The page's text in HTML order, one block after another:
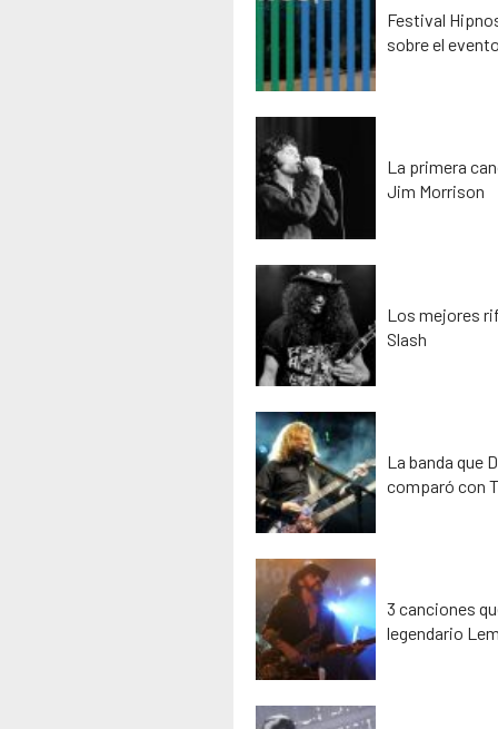
Festival
sobre el
La primera
Jim Morrison
Los mejores
Slash
La banda que
comparó con
3 canciones
legendario